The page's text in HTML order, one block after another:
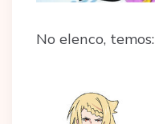
No elenco, temos: